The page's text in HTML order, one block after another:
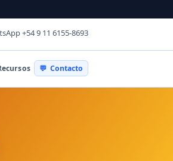
+54 9 11 6155-8693
💬 Contacto